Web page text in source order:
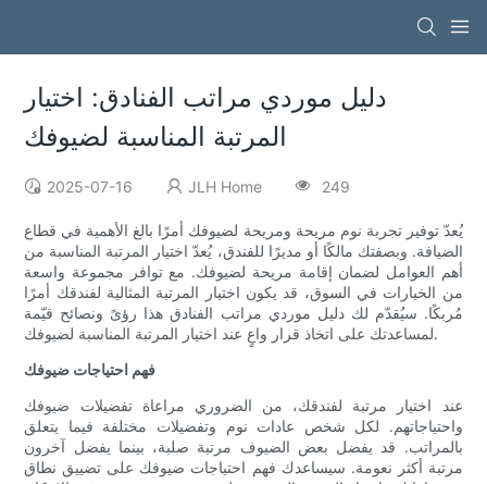
دليل موردي مراتب الفنادق: اختيار
المرتبة المناسبة لضيوفك
2025-07-16 JLH Home 249
يُعدّ توفير تجربة نوم مريحة ومريحة لضيوفك أمرًا بالغ الأهمية في قطاع
الضيافة. وبصفتك مالكًا أو مديرًا للفندق، يُعدّ اختيار المرتبة المناسبة من
أهم العوامل لضمان إقامة مريحة لضيوفك. مع توافر مجموعة واسعة
من الخيارات في السوق، قد يكون اختيار المرتبة المثالية لفندقك أمرًا
مُربكًا. سيُقدّم لك دليل موردي مراتب الفنادق هذا رؤىً ونصائح قيّمة
لمساعدتك على اتخاذ قرار واعٍ عند اختيار المرتبة المناسبة لضيوفك.
فهم احتياجات ضيوفك
عند اختيار مرتبة لفندقك، من الضروري مراعاة تفضيلات ضيوفك
واحتياجاتهم. لكل شخص عادات نوم وتفضيلات مختلفة فيما يتعلق
بالمراتب. قد يفضل بعض الضيوف مرتبة صلبة، بينما يفضل آخرون
مرتبة أكثر نعومة. سيساعدك فهم احتياجات ضيوفك على تضييق نطاق